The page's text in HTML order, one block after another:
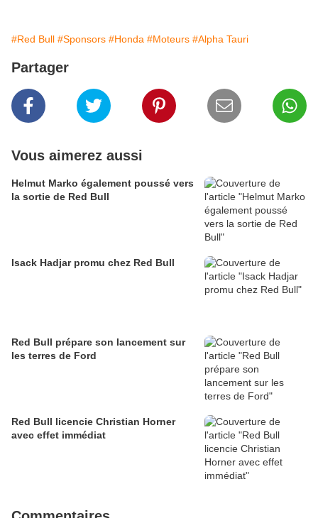
#Red Bull #Sponsors #Honda #Moteurs #Alpha Tauri
Partager
Vous aimerez aussi
Helmut Marko également poussé vers
la sortie de Red Bull
Isack Hadjar promu chez Red Bull
Red Bull prépare son lancement sur
les terres de Ford
Red Bull licencie Christian Horner
avec effet immédiat